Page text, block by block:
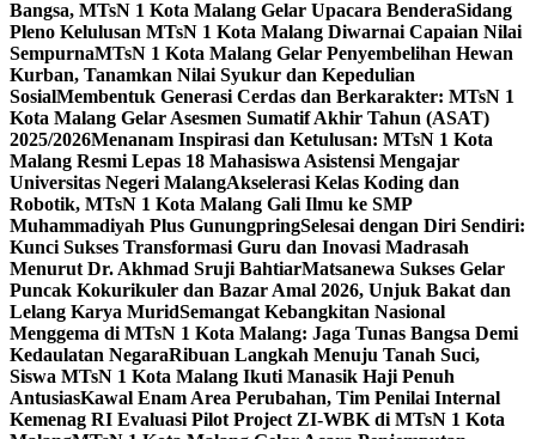
Bangsa, MTsN 1 Kota Malang Gelar Upacara BenderaSidang
Pleno Kelulusan MTsN 1 Kota Malang Diwarnai Capaian Nilai
SempurnaMTsN 1 Kota Malang Gelar Penyembelihan Hewan
Kurban, Tanamkan Nilai Syukur dan Kepedulian
SosialMembentuk Generasi Cerdas dan Berkarakter: MTsN 1
Kota Malang Gelar Asesmen Sumatif Akhir Tahun (ASAT)
2025/2026Menanam Inspirasi dan Ketulusan: MTsN 1 Kota
Malang Resmi Lepas 18 Mahasiswa Asistensi Mengajar
Universitas Negeri MalangAkselerasi Kelas Koding dan
Robotik, MTsN 1 Kota Malang Gali Ilmu ke SMP
Muhammadiyah Plus GunungpringSelesai dengan Diri Sendiri:
Kunci Sukses Transformasi Guru dan Inovasi Madrasah
Menurut Dr. Akhmad Sruji BahtiarMatsanewa Sukses Gelar
Puncak Kokurikuler dan Bazar Amal 2026, Unjuk Bakat dan
Lelang Karya MuridSemangat Kebangkitan Nasional
Menggema di MTsN 1 Kota Malang: Jaga Tunas Bangsa Demi
Kedaulatan NegaraRibuan Langkah Menuju Tanah Suci,
Siswa MTsN 1 Kota Malang Ikuti Manasik Haji Penuh
AntusiasKawal Enam Area Perubahan, Tim Penilai Internal
Kemenag RI Evaluasi Pilot Project ZI-WBK di MTsN 1 Kota